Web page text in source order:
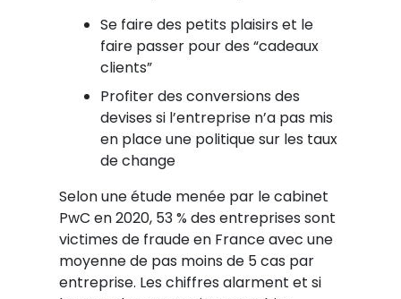
Se faire des petits plaisirs et le
faire passer pour des “cadeaux
clients”
Profiter des conversions des
devises si l’entreprise n’a pas mis
en place une politique sur les taux
de change
Selon une étude menée par le cabinet
PwC en 2020, 53 % des entreprises sont
victimes de fraude en France avec une
moyenne de pas moins de 5 cas par
entreprise. Les chiffres alarment et si